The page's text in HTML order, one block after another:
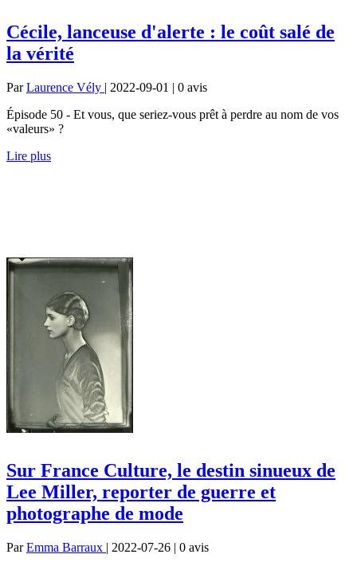
Cécile, lanceuse d'alerte : le coût salé de
la vérité
ParLaurence Vély | 2022-09-01 | 0 avis
Épisode 50 - Et vous, que seriez-vous prêt à perdre au nom de vos
«valeurs» ?
Lire plus
Sur France Culture, le destin sinueux de
Lee Miller, reporter de guerre et
photographe de mode
ParEmma Barraux | 2022-07-26 | 0 avis